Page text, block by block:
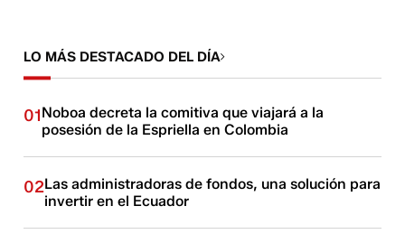
LO MÁS DESTACADO DEL DÍA
01Noboa decreta la comitiva que viajará a la
posesión de la Espriella en Colombia
02Las administradoras de fondos, una solución para
invertir en el Ecuador